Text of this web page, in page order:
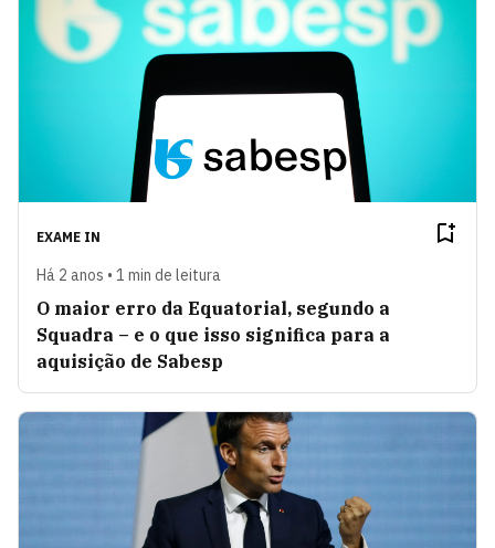
EXAME IN
Há 2 anos • 1 min de leitura
O maior erro da Equatorial, segundo a
Squadra – e o que isso significa para a
aquisição de Sabesp